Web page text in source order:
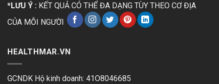
*LƯU Ý : KẾT QUẢ CÓ THỂ ĐA DẠNG TÙY THEO CƠ ĐỊA
CỦA MỖI NGƯỜI
HEALTHMAR.VN
GCNDK Hộ kinh doanh: 41O8046685